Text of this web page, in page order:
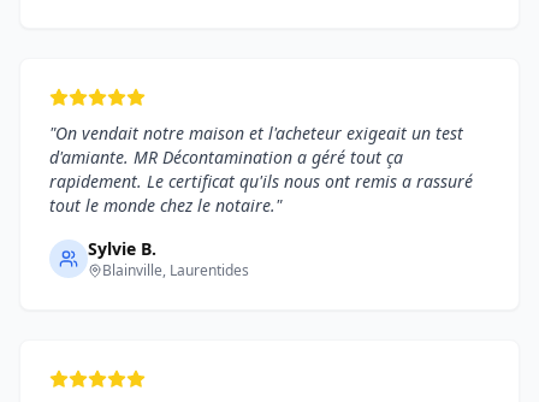
"On vendait notre maison et l'acheteur exigeait un test
d'amiante. MR Décontamination a géré tout ça
rapidement. Le certificat qu'ils nous ont remis a rassuré
tout le monde chez le notaire."
Sylvie B.
Blainville, Laurentides